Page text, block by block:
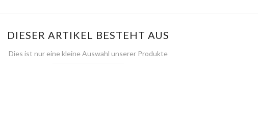
DIESER ARTIKEL BESTEHT AUS
Dies ist nur eine kleine Auswahl unserer Produkte